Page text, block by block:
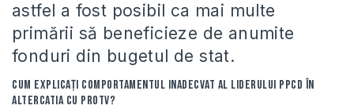
astfel a fost posibil ca mai multe
primării să beneficieze de anumite
fonduri din bugetul de stat.
Cum explicaţi comportamentul inadecvat al liderului PPCD în
altercatia cu ProTV?